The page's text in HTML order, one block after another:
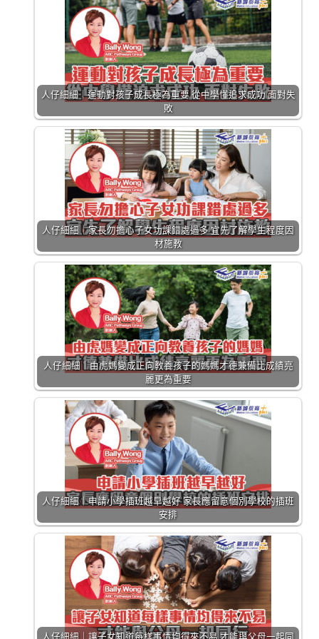
人仔細細｜運動對孩子成長極為重要 從中學懂追求成功 面對失
敗
人仔細細｜家長勿擔心子女功課錯處過多 宜先了解學生程度因
材施教
人仔細細｜由虎媽變成正向教養孩子的媽媽才德兼備比成績亮
麗更為重要
人仔細細｜申請小學插班越早越好 家長應留意個別學校的插班
安排
人仔細細｜讓子女知道每樣事情均得來不易 才能與父母一起同